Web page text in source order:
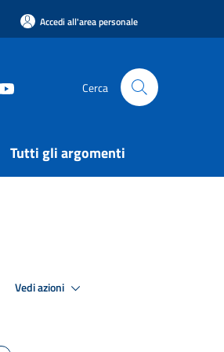
Accedi all'area personale
Cerca
Tutti gli argomenti
Vedi azioni